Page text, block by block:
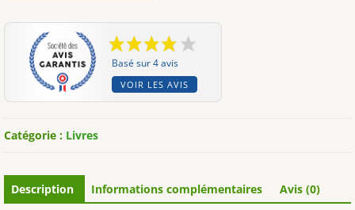
Basé sur 4 avis
VOIR LES AVIS
Catégorie : Livres
Description Informations complémentaires Avis (0)